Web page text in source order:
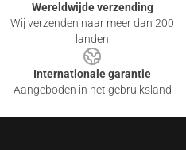
Wereldwijde verzending
Wij verzenden naar meer dan 200
landen
Internationale garantie
Aangeboden in het gebruiksland